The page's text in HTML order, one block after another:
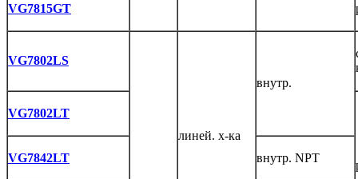
VG7815GT
VG7802LS
линей. х-ка
внутр.
VG7802LT
VG7842LT внутр. NPT